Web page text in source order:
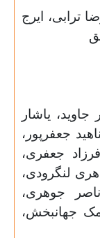
ترابی، ایرج
یاشار
جعفرپور،
جعفری،
لنگرودی،
جوهری،
جهانبخش،